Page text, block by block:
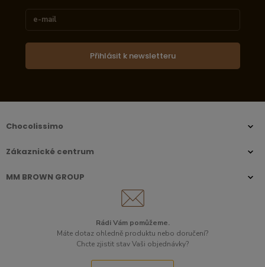
Přihlásit k newsletteru
Chocolissimo
Zákaznické centrum
MM BROWN GROUP
Rádi Vám pomůžeme.
Máte dotaz ohledně produktu nebo doručení?
Chcte zjistit stav Vaši objednávky?